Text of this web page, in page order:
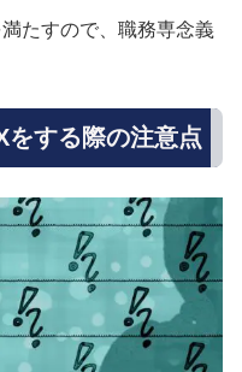
たすので、職務専念義
をする際の注意点